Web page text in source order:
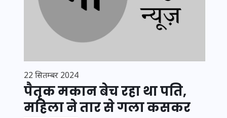
22 सितम्बर 2024
पैतृक मकान बेच रहा था पति,
महिला ने तार से गला कसकर